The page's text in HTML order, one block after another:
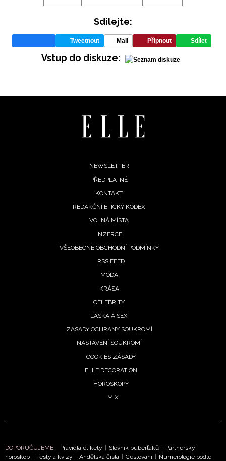
- BurdaMedia Extra s.r.o. bude s Vašimi údaji
zasílání novinek.
Chcete navíc dostávat i další zajímavé a exkluzivní
informace od našich partnerů? Pokud souhlasíte se
Sdílejte:
Tweetnout Mail Připnout Sdílet
Vstup do diskuze:
NEWSLETTER
PŘEDPLATNÉ
KONTAKT
REDAKČNÍ ETICKÝ KODEX
VOLNÁ MÍSTA
INZERCE
VŠEOBECNÉ OBCHODNÍ PODMÍNKY
RSS FEED
MÓDA
KRÁSA
CELEBRITY
LÁSKA A SEX
ZÁSADY OCHRANY SOUKROMÍ
NASTAVENÍ SOUKROMÍ
COOKIES ZÁSADY
ELLE DECORATION
HOROSKOPY
MIX
DOPORUČUJEME Pravidla etikety Slovník puberťáků
Partnerský
horoskop
Testy a kvízy Andělská čísla Cestování
Numerologie podle